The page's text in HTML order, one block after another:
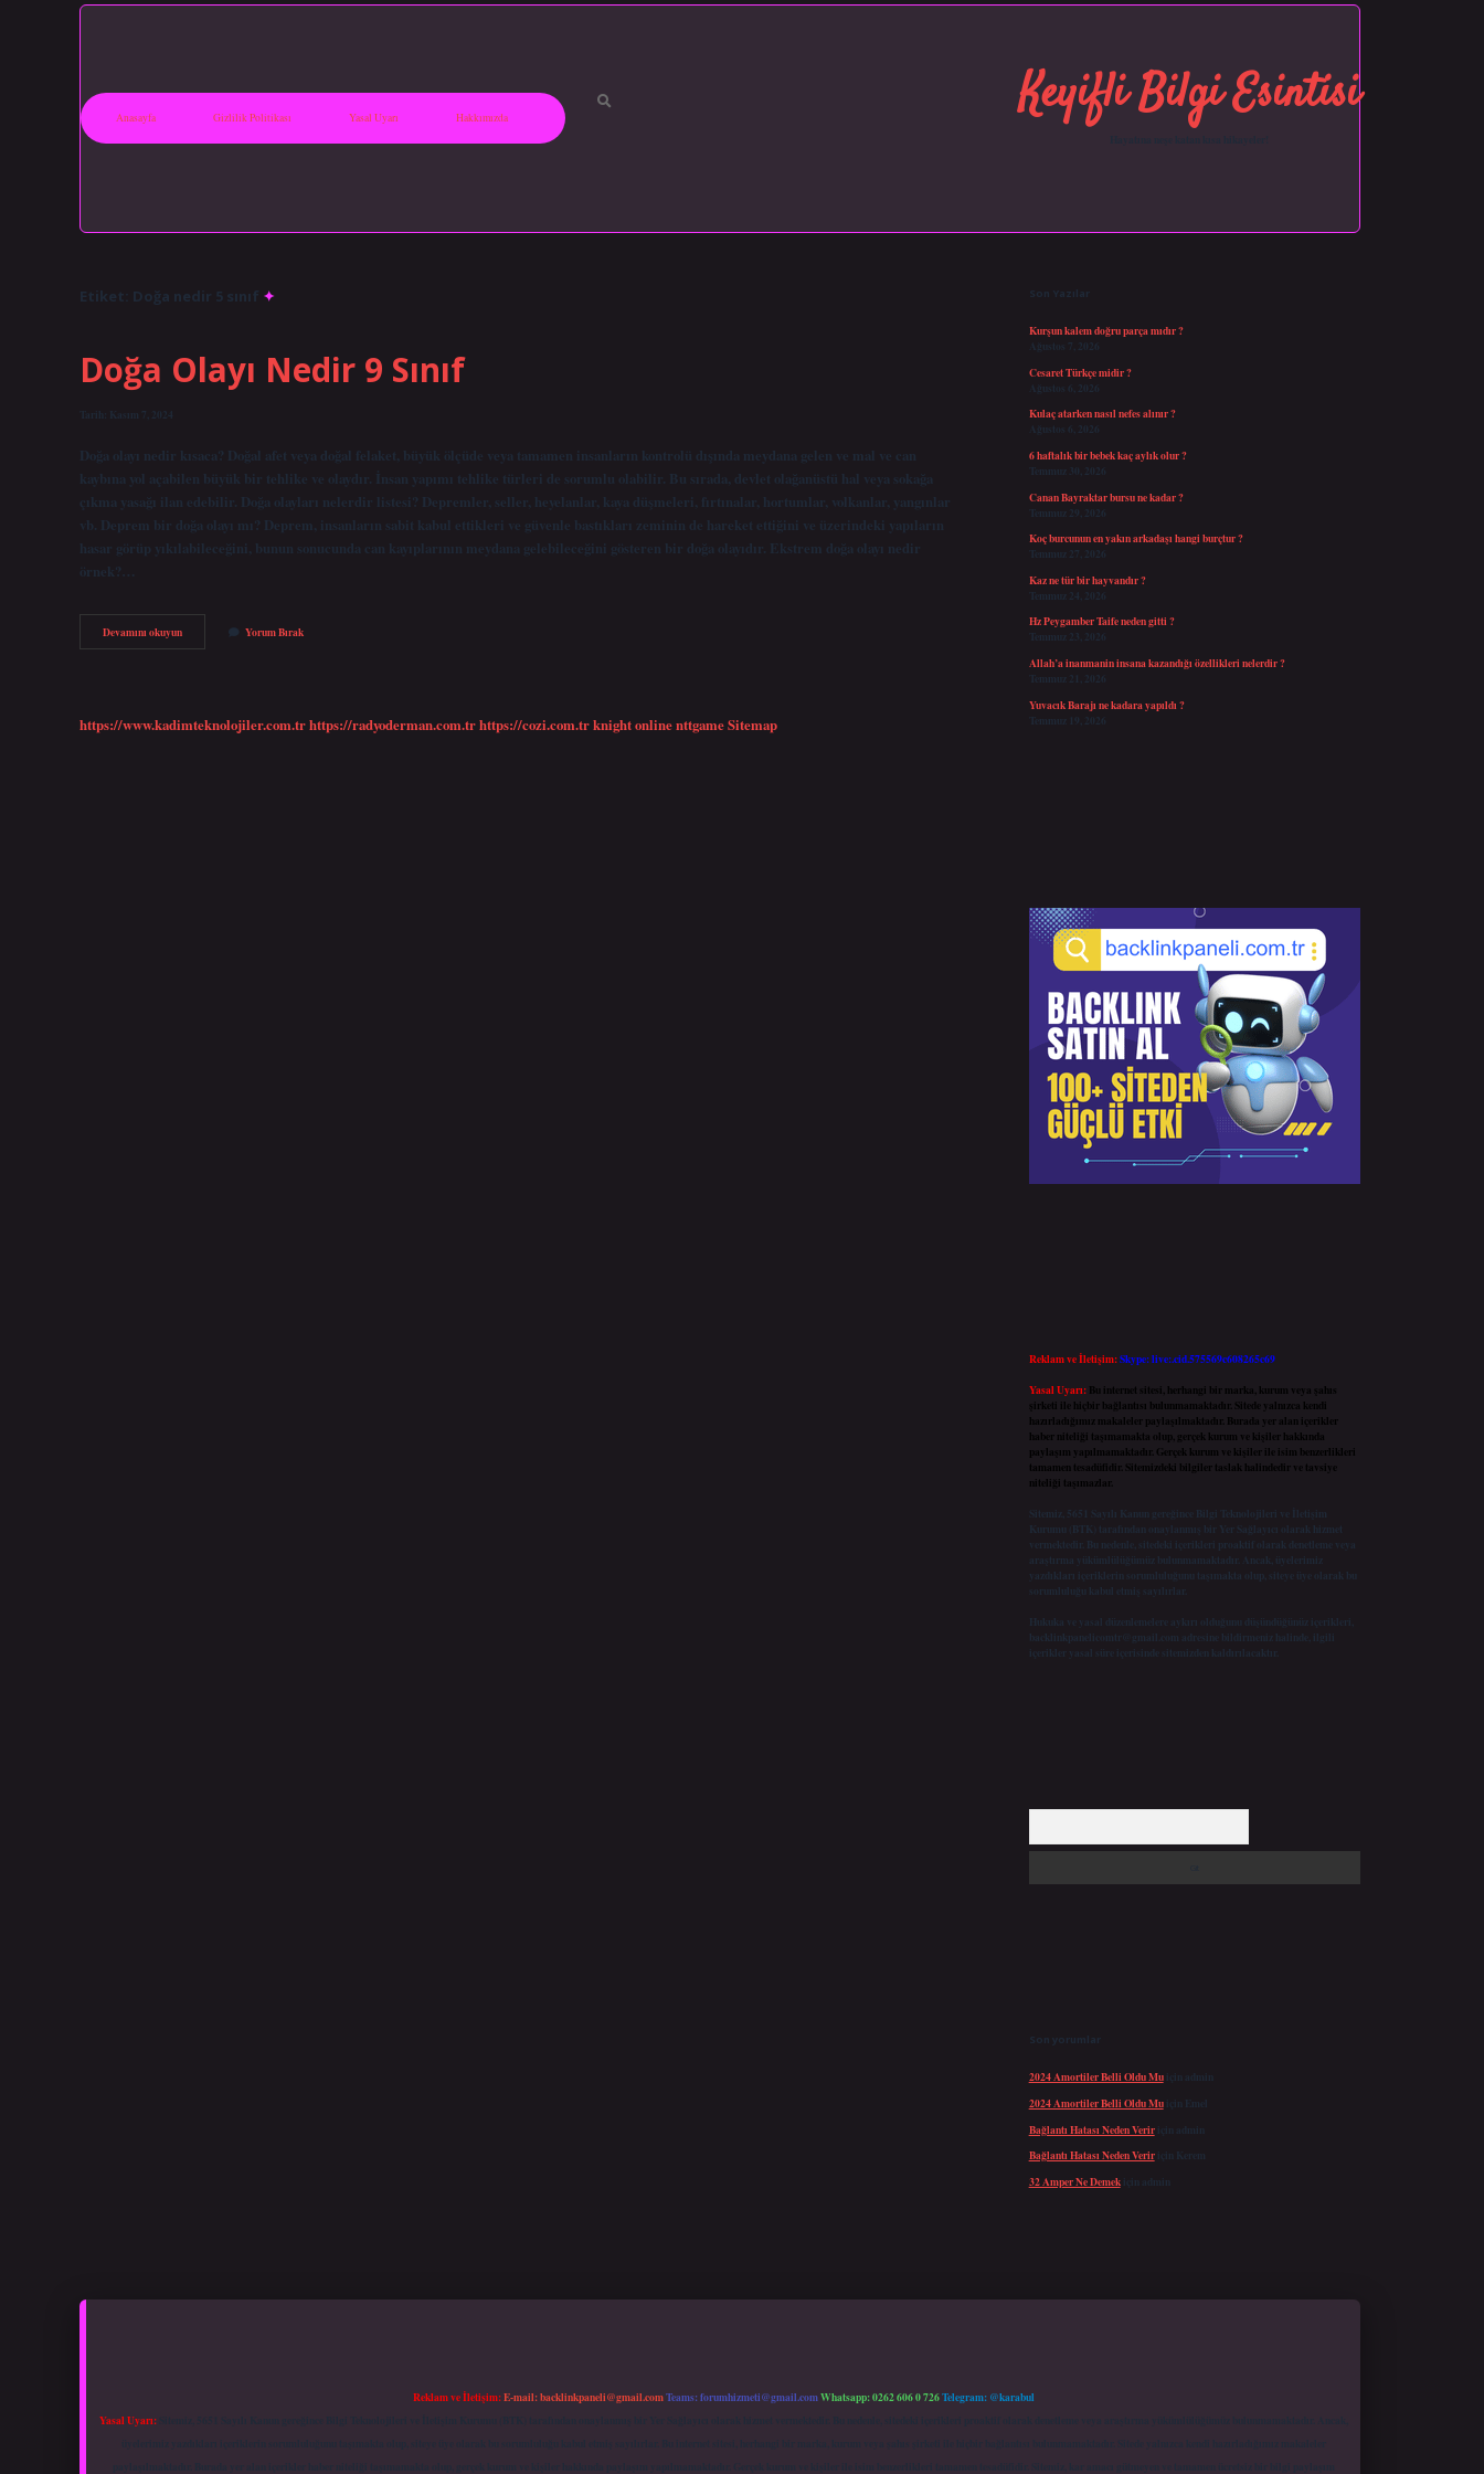
Anasayfa Gizlilik Politikası Yasal Uyarı Hakkımızda Keyifli Bilgi Esintisi
Etiket: Doğa nedir 5 sınıf
Doğa Olayı Nedir 9 Sınıf
Tarih: Kasım 7, 2024
Doğa olayı nedir kısaca? Doğal afet veya doğal felaket, büyük ölçüde veya tamamen insanların kontrolü dışında meydana gelen ve mal ve can
kaybına yol açabilen büyük bir tehlike ve olaydır. İnsan yapımı tehlike türleri de sorumlu olabilir. Bu sırada, devlet olağanüstü hal veya sokağa
çıkma yasağı ilan edebilir. Doğa olayları nelerdir listesi? Depremler, seller, heyelanlar, kaya düşmeleri, fırtınalar, hortumlar, volkanlar, yangınlar
vb. Deprem bir doğa olayı mı? Deprem, insanların sabit kabul ettikleri ve güvenle bastıkları zeminin de hareket ettiğini ve üzerindeki yapıların
hasar görüp yıkılabileceğini, bunun sonucunda can kayıplarının meydana gelebileceğini gösteren bir doğa olayıdır. Ekstrem doğa olayı nedir
örnek?…
Devamını okuyunDoğa
Olayı
Yorum Bırak
https://www.kadimteknolojiler.com.trhttps://radyoderman.com.trhttps://cozi.com.trknight onlinenttgameSitemap
Son Yazılar
Kurşun kalem doğru parça mıdır ?
Ağustos 7, 2026
Cesaret Türkçe midir ?
Ağustos 6, 2026
Kulaç atarken nasıl nefes alınır ?
Ağustos 6, 2026
6 haftalık bir bebek kaç aylık olur ?
Temmuz 30, 2026
Canan Bayraktar bursu ne kadar ?
Temmuz 29, 2026
Koç burcunun en yakın arkadaşı hangi burçtur ?
Temmuz 27, 2026
Kaz ne tür bir hayvandır ?
Temmuz 24, 2026
Hz Peygamber Taife neden gitti ?
Temmuz 23, 2026
Allah’a inanmanin insana kazandığı özellikleri nelerdir ?
Temmuz 21, 2026
Yuvacık Barajı ne kadara yapıldı ?
Temmuz 19, 2026
Reklam ve İletişim:Skype: live:.cid.575569c608265c69
Yasal Uyarı: Bu internet sitesi, herhangi bir marka, kurum veya şahıs
şirketi ile hiçbir bağlantısı bulunmamaktadır. Sitede yalnızca kendi
hazırladığımız makaleler paylaşılmaktadır. Burada yer alan içerikler
haber niteliği taşımamakta olup, gerçek kurum ve kişiler hakkında
paylaşım yapılmamaktadır. Gerçek kurum ve kişiler ile isim benzerlikleri
tamamen tesadüfidir. Sitemizdeki bilgiler taslak halindedir ve tavsiye
niteliği taşımazlar.
Sitemiz, 5651 Sayılı Kanun gereğince Bilgi Teknolojileri ve İletişim
Kurumu (BTK) tarafından onaylanmış bir Yer Sağlayıcı olarak hizmet
vermektedir. Bu nedenle, sitedeki içerikleri proaktif olarak denetleme veya
araştırma yükümlülüğümüz bulunmamaktadır. Ancak, üyelerimiz
yazdıkları içeriklerin sorumluluğunu taşımakta olup, siteye üye olarak bu
sorumluluğu kabul etmiş sayılırlar.
Hukuka ve yasal düzenlemelere aykırı olduğunu düşündüğünüz içerikleri,
backlinkpanelicomtr@gmail.com adresine bildirmeniz halinde, ilgili
içerikler yasal süre içerisinde sitemizden kaldırılacaktır.
Son yorumlar
2024 Amortiler Belli Oldu Muiçin admin
2024 Amortiler Belli Oldu Muiçin Emel
Bağlantı Hatası Neden Veririçin admin
Bağlantı Hatası Neden Veririçin Kerem
32 Amper Ne Demekiçin admin
Reklam ve İletişim:E-mail:backlinkpaneli@gmail.comTeams:forumhizmeti@gmail.comWhatsapp: 0262 606 0 726Telegram: @karabul
Yasal Uyarı:Sitemiz, 5651 Sayılı Kanun gereğince Bilgi Teknolojileri ve İletişim Kurumu (BTK) tarafından onaylanmış bir Yer Sağlayıcı olarak hizmet vermektedir. Bu nedenle, sitedeki içerikleri proaktif olarak denetleme veya araştırma yükümlülüğümüz bulunmamaktadır. Ancak,